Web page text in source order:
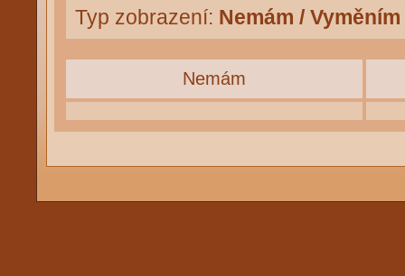
Typ zobrazení: Nemám / Vyměním
Nemám